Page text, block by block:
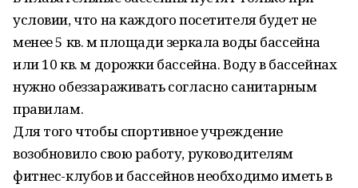
условии, что на каждого посетителя будет не
менее 5 кв. м площади зеркала воды бассейна
или 10 кв. м дорожки бассейна. Воду в бассейнах
нужно обеззараживать согласно санитарным
правилам.
Для того чтобы спортивное учреждение
возобновило свою работу, руководителям
фитнес-клубов и бассейнов необходимо иметь в